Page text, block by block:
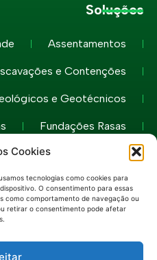
Cookies
tecnologias como cookies para
O consentimento para essas
como comportamento de navegação ou
retirar o consentimento pode afetar
Soluções
Assentamentos
e Contenções
e Geotécnicos
Fundações Rasas
Mapa do Site